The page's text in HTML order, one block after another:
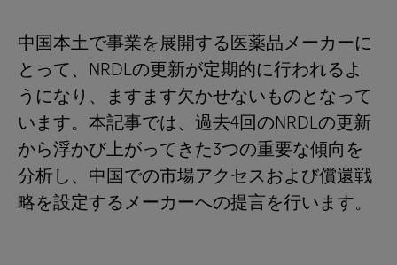
中国本土で事業を展開する医薬品メーカーに
とって、NRDLの更新が定期的に行われるよ
うになり、ますます欠かせないものとなって
います。本記事では、過去4回のNRDLの更新
から浮かび上がってきた3つの重要な傾向を
分析し、中国での市場アクセスおよび償還戦
略を設定するメーカーへの提言を行います。